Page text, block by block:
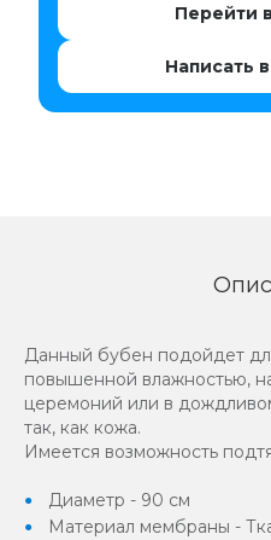
Перейти
Написать
Данный бубен подойдет
повышенной влажностью,
церемоний или в
так, как кожа.
Имеется возможность
Диаметр - 90 см
Материал мембраны -